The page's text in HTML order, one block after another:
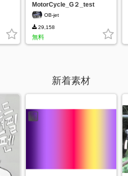
MotorCycle_G２_test
OB-jet
29,158
無料
新着素材